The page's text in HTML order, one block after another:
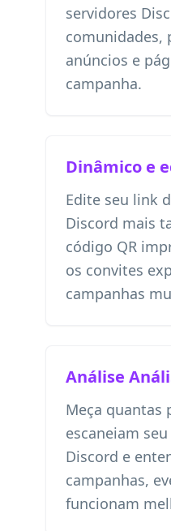
servidores
comunidades,
anúncios e
campanha.
Dinâmico e
Edite seu link
Discord mais
código QR
os convites
campanhas
Análise
Meça quantas
escaneiam
Discord e
campanhas,
funcionam